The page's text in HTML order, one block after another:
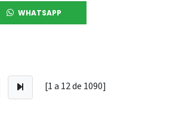
WHATSAPP
[1 a 12de 1090]